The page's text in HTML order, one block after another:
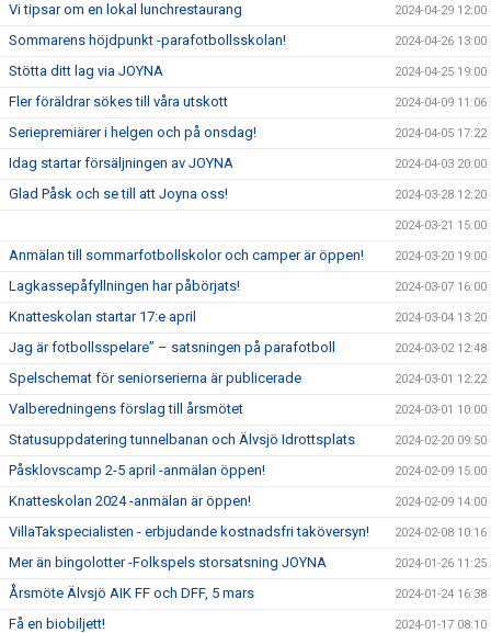
Vi tipsar om en lokal lunchrestaurang 2024-04-29 12:00
Sommarens höjdpunkt -parafotbollsskolan! 2024-04-26 13:00
Stötta ditt lag via JOYNA 2024-04-25 19:00
Fler föräldrar sökes till våra utskott 2024-04-09 11:06
Seriepremiärer i helgen och på onsdag! 2024-04-05 17:22
Idag startar försäljningen av JOYNA 2024-04-03 20:00
Glad Påsk och se till att Joyna oss! 2024-03-28 12:20
2024-03-21 15:00
Anmälan till sommarfotbollskolor och camper är öppen! 2024-03-20 19:00
Lagkassepåfyllningen har påbörjats! 2024-03-07 16:00
Knatteskolan startar 17:e april 2024-03-04 13:20
Jag är fotbollsspelare” – satsningen på parafotboll 2024-03-02 12:48
Spelschemat för seniorserierna är publicerade 2024-03-01 12:22
Valberedningens förslag till årsmötet 2024-03-01 10:00
Statusuppdatering tunnelbanan och Älvsjö Idrottsplats 2024-02-20 09:50
Påsklovscamp 2-5 april -anmälan öppen! 2024-02-09 15:00
Knatteskolan 2024 -anmälan är öppen! 2024-02-09 14:00
VillaTakspecialisten - erbjudande kostnadsfri taköversyn! 2024-02-08 10:16
Mer än bingolotter -Folkspels storsatsning JOYNA 2024-01-26 11:25
Årsmöte Älvsjö AIK FF och DFF, 5 mars 2024-01-24 16:38
Få en biobiljett! 2024-01-17 08:10